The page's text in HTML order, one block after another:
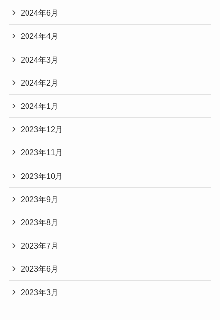
2024年6月
2024年4月
2024年3月
2024年2月
2024年1月
2023年12月
2023年11月
2023年10月
2023年9月
2023年8月
2023年7月
2023年6月
2023年3月